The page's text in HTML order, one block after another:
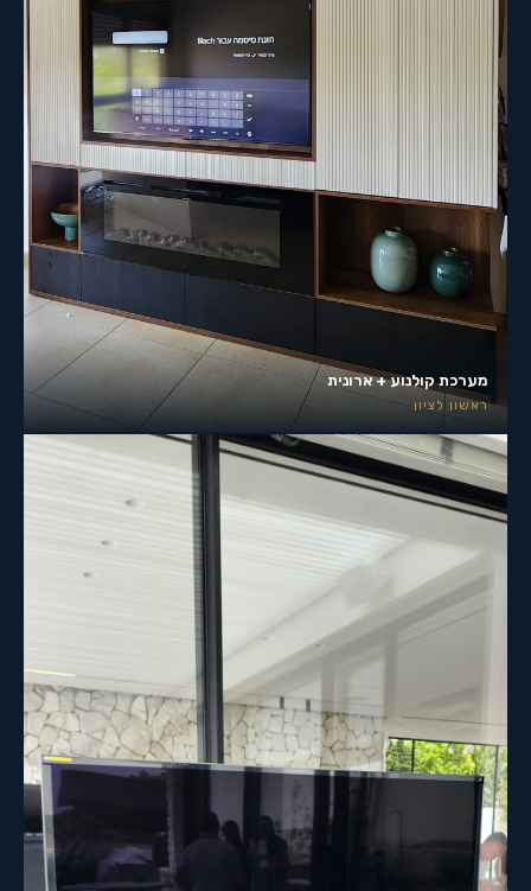
מערכת קולנוע + ארונית
ראשון לציון